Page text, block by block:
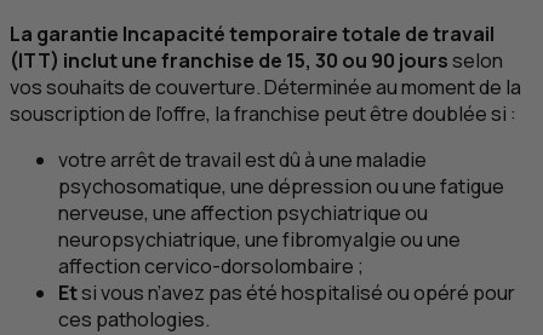
La garantie Incapacité temporaire totale de travail
(ITT) inclut une franchise de 15, 30 ou 90 joursselon
vos souhaits de couverture. Déterminée au moment de la
souscription de l’offre, la franchise peut être doublée si :
votre arrêt de travail est dû à une maladie
psychosomatique, une dépression ou une fatigue
nerveuse, une affection psychiatrique ou
neuropsychiatrique, une fibromyalgie ou une
affection cervico-dorsolombaire ;
Etsi vous n’avez pas été hospitalisé ou opéré pour
ces pathologies.